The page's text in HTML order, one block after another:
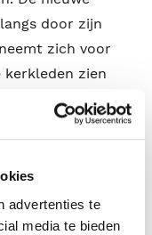
advertenties te
media te bieden
door zijn
zich voor
zien
door het leven
Maar gaat